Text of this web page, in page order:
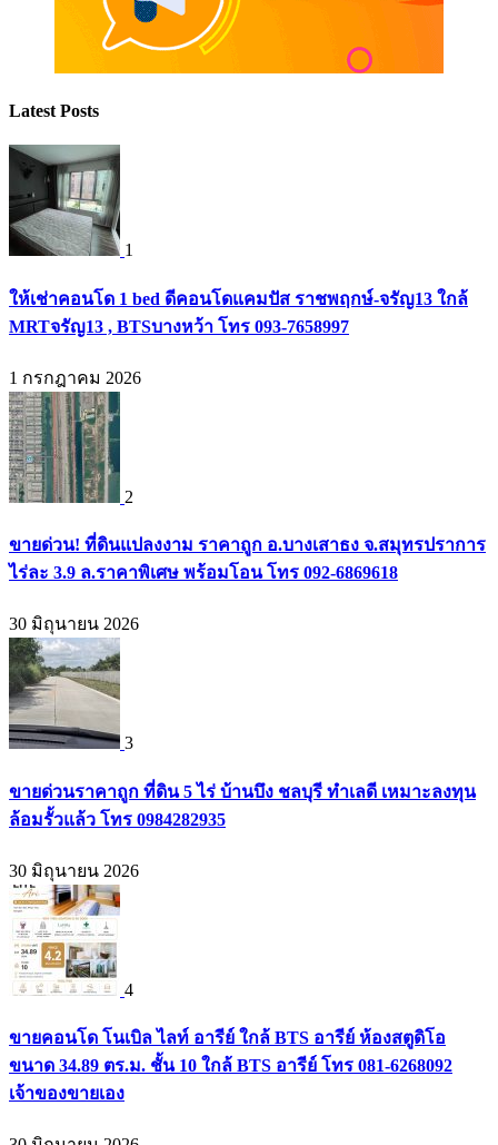
Latest Posts
1
ให้เช่าคอนโด 1 bed ดีคอนโดแคมปัส ราชพฤกษ์-จรัญ13 ใกล้
MRTจรัญ13 , BTSบางหว้า โทร 093-7658997
1 กรกฎาคม 2026
2
ขายด่วน! ที่ดินแปลงงาม ราคาถูก อ.บางเสาธง จ.สมุทรปราการ
ไร่ละ 3.9 ล.ราคาพิเศษ พร้อมโอน โทร 092-6869618
30 มิถุนายน 2026
3
ขายด่วนราคาถูก ที่ดิน 5 ไร่ บ้านบึง ชลบุรี ทำเลดี เหมาะลงทุน
ล้อมรั้วแล้ว โทร 0984282935
30 มิถุนายน 2026
4
ขายคอนโด โนเบิล ไลท์ อารีย์ ใกล้ BTS อารีย์ ห้องสตูดิโอ
ขนาด 34.89 ตร.ม. ชั้น 10 ใกล้ BTS อารีย์ โทร 081-6268092
เจ้าของขายเอง